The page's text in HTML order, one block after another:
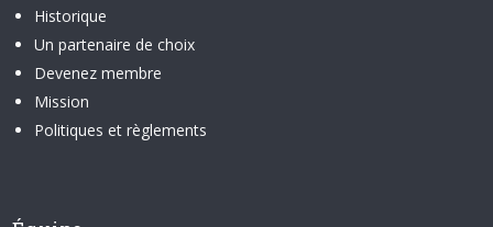
Historique
Un partenaire de choix
Devenez membre
Mission
Politiques et règlements